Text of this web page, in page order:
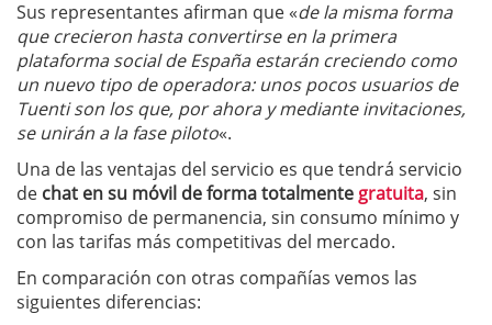
Sus representantes afirman que «de la misma forma
que crecieron hasta convertirse en la primera
plataforma social de España estarán creciendo como
un nuevo tipo de operadora: unos pocos usuarios de
Tuenti son los que, por ahora y mediante invitaciones,
se unirán a la fase piloto«.
Una de las ventajas del servicio es que tendrá servicio
de chat en su móvil de forma totalmente gratuita, sin
compromiso de permanencia, sin consumo mínimo y
con las tarifas más competitivas del mercado.
En comparación con otras compañías vemos las
siguientes diferencias: